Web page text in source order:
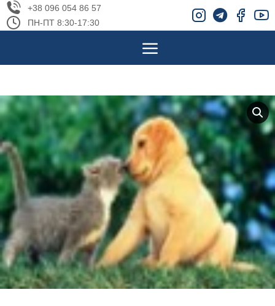
+38 096 054 86 57
ПН-ПТ 8:30-17:30